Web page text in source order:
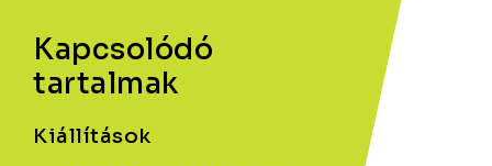
Kapcsolódó
tartalmak
Kiállítások